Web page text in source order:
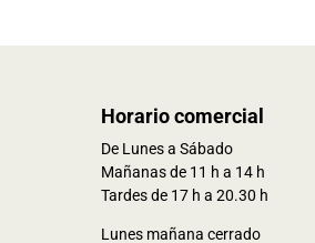
Horario comercial
De Lunes a Sábado
Mañanas de 11 h a 14 h
Tardes de 17 h a 20.30 h
Lunes mañana cerrado